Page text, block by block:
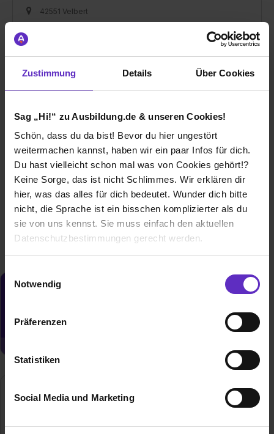
Zustimmung Details Über Cookies
Sag „Hi!“ zu Ausbildung.de & unseren Cookies!
Schön, dass du da bist! Bevor du hier ungestört
weitermachen kannst, haben wir ein paar Infos für dich.
Du hast vielleicht schon mal was von Cookies gehört!?
Keine Sorge, das ist nicht Schlimmes. Wir erklären dir
hier, was das alles für dich bedeutet. Wunder dich bitte
nicht, die Sprache ist ein bisschen komplizierter als du
sie von uns kennst. Sie muss einfach den aktuellen
Datenschutzbestimmungen gerecht werden.
Benutzung der Webseite getroffenen Einstellungen zu
Webseite zu analysieren („Statistiken“), um
Informationen zu deiner Verwendung unserer Website an
Analysen weiterzugeben und um Inhalte und Anzeigen zu
Partner führen diese Informationen möglicherweise mit
Einwilligungsauswahl
Notwendig
Präferenzen
Statistiken
Social Media und Marketing
42551 Velbert
Ausbildung 2026 als Werkzeugmechaniker
(m/w/d)
bei SIEGENIA GRUPPE
42551 Velbert
01.09.2026
1 freier Platz
Du möchtest neue Stellen automatisch
SIEGENIA GRUPPE
57234 Wilnsdorf